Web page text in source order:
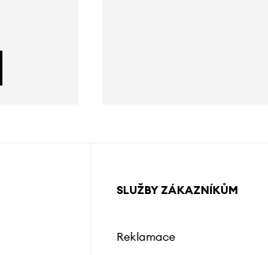
SLUŽBY ZÁKAZNÍKŮM
Reklamace